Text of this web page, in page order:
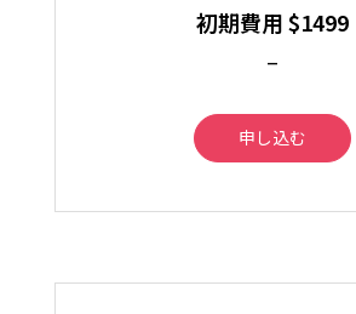
初期費用 $1499
–
申し込む